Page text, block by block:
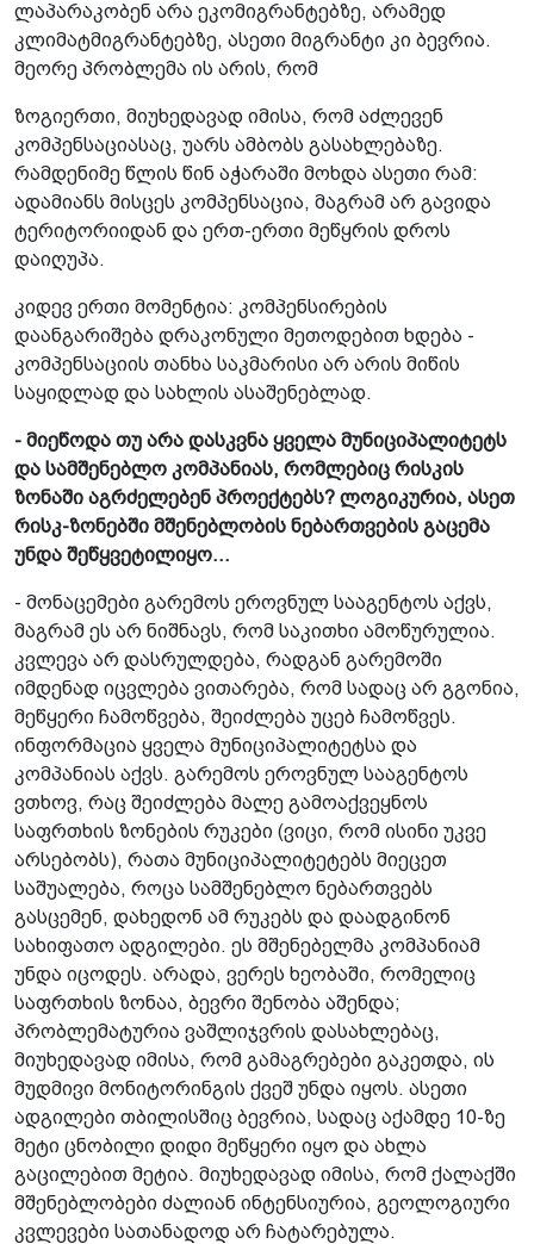
ლაპარაკობენ არა ეკომიგრანტებზე, არამედ
კლიმატმიგრანტებზე, ასეთი მიგრანტი კი ბევრია.
მეორე პრობლემა ის არის, რომ
ზოგიერთი, მიუხედავად იმისა, რომ აძლევენ
კომპენსაციასაც, უარს ამბობს გასახლებაზე.
რამდენიმე წლის წინ აჭარაში მოხდა ასეთი რამ:
ადამიანს მისცეს კომპენსაცია, მაგრამ არ გავიდა
ტერიტორიიდან და ერთ-ერთი მეწყრის დროს
დაიღუპა.
კიდევ ერთი მომენტია: კომპენსირების
დაანგარიშება დრაკონული მეთოდებით ხდება -
კომპენსაციის თანხა საკმარისი არ არის მიწის
საყიდლად და სახლის ასაშენებლად.
- მიეწოდა თუ არა დასკვნა ყველა მუნიციპალიტეტს
და სამშენებლო კომპანიას, რომლებიც რისკის
ზონაში აგრძელებენ პროექტებს? ლოგიკურია, ასეთ
რისკ-ზონებში მშენებლობის ნებართვების გაცემა
უნდა შეწყვეტილიყო...
- მონაცემები გარემოს ეროვნულ სააგენტოს აქვს,
მაგრამ ეს არ ნიშნავს, რომ საკითხი ამოწურულია.
კვლევა არ დასრულდება, რადგან გარემოში
იმდენად იცვლება ვითარება, რომ სადაც არ გგონია,
მეწყერი ჩამოწვება, შეიძლება უცებ ჩამოწვეს.
ინფორმაცია ყველა მუნიციპალიტეტსა და
კომპანიას აქვს. გარემოს ეროვნულ სააგენტოს
ვთხოვ, რაც შეიძლება მალე გამოაქვეყნოს
საფრთხის ზონების რუკები (ვიცი, რომ ისინი უკვე
არსებობს), რათა მუნიციპალიტეტებს მიეცეთ
საშუალება, როცა სამშენებლო ნებართვებს
გასცემენ, დახედონ ამ რუკებს და დაადგინონ
სახიფათო ადგილები. ეს მშენებელმა კომპანიამ
უნდა იცოდეს. არადა, ვერეს ხეობაში, რომელიც
საფრთხის ზონაა, ბევრი შენობა აშენდა;
პრობლემატურია ვაშლიჯვრის დასახლებაც,
მიუხედავად იმისა, რომ გამაგრებები გაკეთდა, ის
მუდმივი მონიტორინგის ქვეშ უნდა იყოს. ასეთი
ადგილები თბილისშიც ბევრია, სადაც აქამდე 10-ზე
მეტი ცნობილი დიდი მეწყერი იყო და ახლა
გაცილებით მეტია. მიუხედავად იმისა, რომ ქალაქში
მშენებლობები ძალიან ინტენსიურია, გეოლოგიური
კვლევები სათანადოდ არ ჩატარებულა.